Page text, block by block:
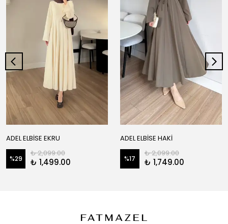
ADEL ELBİSE EKRU
%29
₺ 2,099.00
₺ 1,499.00
ADEL ELBİSE HAKİ
%17
₺ 2,099.00
₺ 1,749.00